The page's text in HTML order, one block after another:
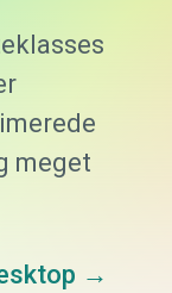
meget
→